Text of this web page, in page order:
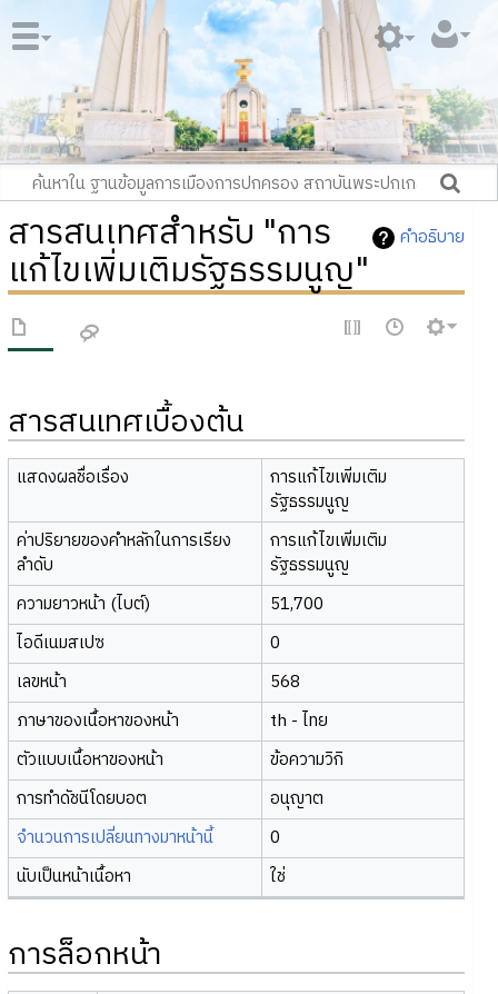
คำอธิบาย
สารสนเทศสำหรับ "การ
แก้ไขเพิ่มเติมรัฐธรรมนูญ"
สารสนเทศเบื้องต้น
แสดงผลชื่อเรื่อง
การแก้ไขเพิ่มเติม
รัฐธรรมนูญ
ค่าปริยายของคำหลักในการเรียง
ลำดับ
การแก้ไขเพิ่มเติม
รัฐธรรมนูญ
ความยาวหน้า (ไบต์)
51,700
ไอดีเนมสเปซ
0
เลขหน้า
568
ภาษาของเนื้อหาของหน้า
th - ไทย
ตัวแบบเนื้อหาของหน้า
ข้อความวิกิ
การทำดัชนีโดยบอต
อนุญาต
จำนวนการเปลี่ยนทางมาหน้านี้
0
นับเป็นหน้าเนื้อหา
ใช่
การล็อกหน้า